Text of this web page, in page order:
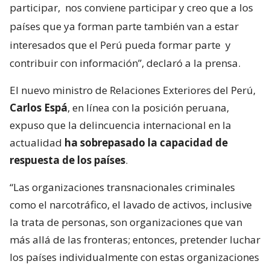
participar, nos conviene participar y creo que a los
países que ya forman parte también van a estar
interesados que el Perú pueda formar parte y
contribuir con información”, declaró a la prensa.
El nuevo ministro de Relaciones Exteriores del Perú,
Carlos Espá, en línea con la posición peruana,
expuso que la delincuencia internacional en la
actualidad ha sobrepasado la capacidad de
respuesta de los países.
“Las organizaciones transnacionales criminales
como el narcotráfico, el lavado de activos, inclusive
la trata de personas, son organizaciones que van
más allá de las fronteras; entonces, pretender luchar
los países individualmente con estas organizaciones